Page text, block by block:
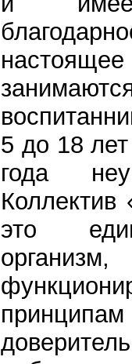
5 до 18
года
это
организм,
принципам